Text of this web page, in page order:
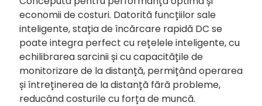
economii de costuri. Datorită funcțiilor sale
inteligente, stația de încărcare rapidă DC se
poate integra perfect cu rețelele inteligente, cu
echilibrarea sarcinii și cu capacitățile de
monitorizare de la distanță, permițând operarea
și întreținerea de la distanță fără probleme,
reducând costurile cu forța de muncă.